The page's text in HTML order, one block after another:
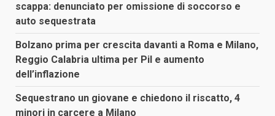
scappa: denunciato per omissione di soccorso e
auto sequestrata
Bolzano prima per crescita davanti a Roma e Milano,
Reggio Calabria ultima per Pil e aumento
dell’inflazione
Sequestrano un giovane e chiedono il riscatto, 4
minori in carcere a Milano